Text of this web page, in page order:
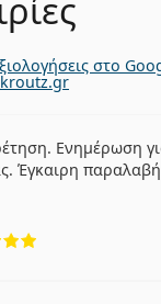
στο
Ενημέρωση
Έγκαιρη